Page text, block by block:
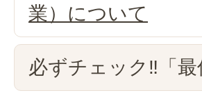
業）について
必ずチェック‼「